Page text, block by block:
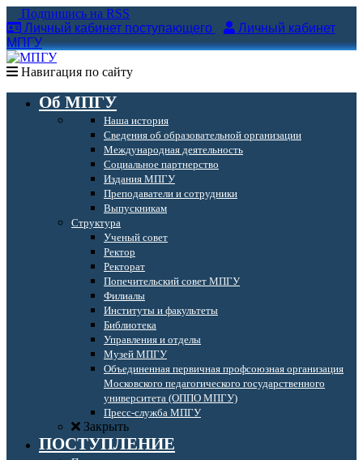
Подпишись на RSS
Личный кабинет поступающего
Личный кабинет
МПГУ
Навигация по сайту
Об МПГУ
Наша история
Сведения об образовательной организации
Международная деятельность
Социальное партнерство
Издания МПГУ
Преподаватели и сотрудники
Выпускникам
Структура
Ученый совет
Ректор
Ректорат
Попечительский совет МПГУ
Филиалы
Институты и факультеты
Библиотека
Управления и отделы
Музей МПГУ
Объединенная первичная профсоюзная организация
Московского педагогического государственного
университета (ОППО МПГУ)
Пресс-служба МПГУ
Закрыть
ПОСТУПЛЕНИЕ